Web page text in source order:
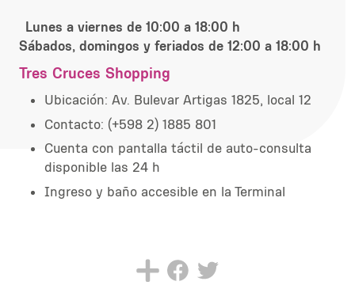
Lunes a viernes de 10:00 a 18:00 h
Sábados, domingos y feriados de 12:00 a 18:00 h
Tres Cruces Shopping
Ubicación: Av. Bulevar Artigas 1825, local 12
Contacto: (+598 2) 1885 801
Cuenta con pantalla táctil de auto-consulta
disponible las 24 h
Ingreso y baño accesible en la Terminal